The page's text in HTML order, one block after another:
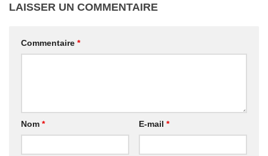
LAISSER UN COMMENTAIRE
Commentaire *
Nom * E-mail *